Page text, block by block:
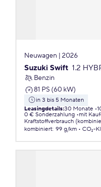
Neuwagen | 2026
Suzuki Swift 1.2
Benzin
81 PS (60 kW)
in 3 bis 5 Monaten
Leasingdetails:30 Monate
0 € Sonderzahlung
mit
Kraftstoffverbrauch
kombiniert: 99 g/km CO₂-